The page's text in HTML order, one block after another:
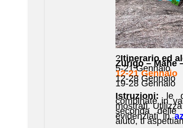
?Itinerario ed
Zurigo – Mahe
5-21 Gennaio
12-21 Gennaio
12-28 Gennaio
19-28 Gennaio
Istruzioni: le
combinate in
mostrati.
seconda
evidenziati in
aiuto, ti